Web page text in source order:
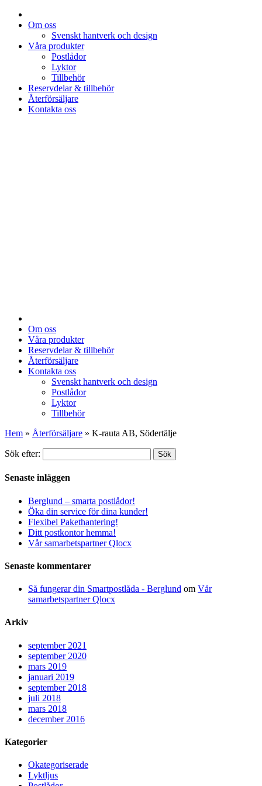
Om oss
Svenskt hantverk och design
Våra produkter
Postlådor
Lyktor
Tillbehör
Reservdelar & tillbehör
Återförsäljare
Kontakta oss
Om oss
Våra produkter
Reservdelar & tillbehör
Återförsäljare
Kontakta oss
Svenskt hantverk och design
Postlådor
Lyktor
Tillbehör
Hem » Återförsäljare » K-rauta AB, Södertälje
Sök efter: Sök
Senaste inläggen
Berglund – smarta postlådor!
Öka din service för dina kunder!
Flexibel Pakethantering!
Ditt postkontor hemma!
Vår samarbetspartner Qlocx
Senaste kommentarer
Så fungerar din Smartpostlåda - Berglund om Vår
samarbetspartner Qlocx
Arkiv
september 2021
september 2020
mars 2019
januari 2019
september 2018
juli 2018
mars 2018
december 2016
Kategorier
Okategoriserade
Lyktljus